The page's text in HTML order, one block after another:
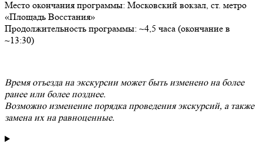
Место окончания программы: Московский вокзал, ст. метро
«Площадь Восстания»
Продолжительность программы: ~4,5 часа (окончание в
~13:30)
Время отъезда на экскурсии может быть изменено на более
ранее или более позднее.
Возможно изменение порядка проведения экскурсий, а также
замена их на равноценные.